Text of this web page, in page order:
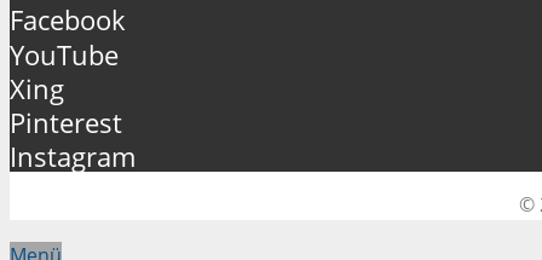
Facebook
YouTube
Xing
Pinterest
Instagram
©